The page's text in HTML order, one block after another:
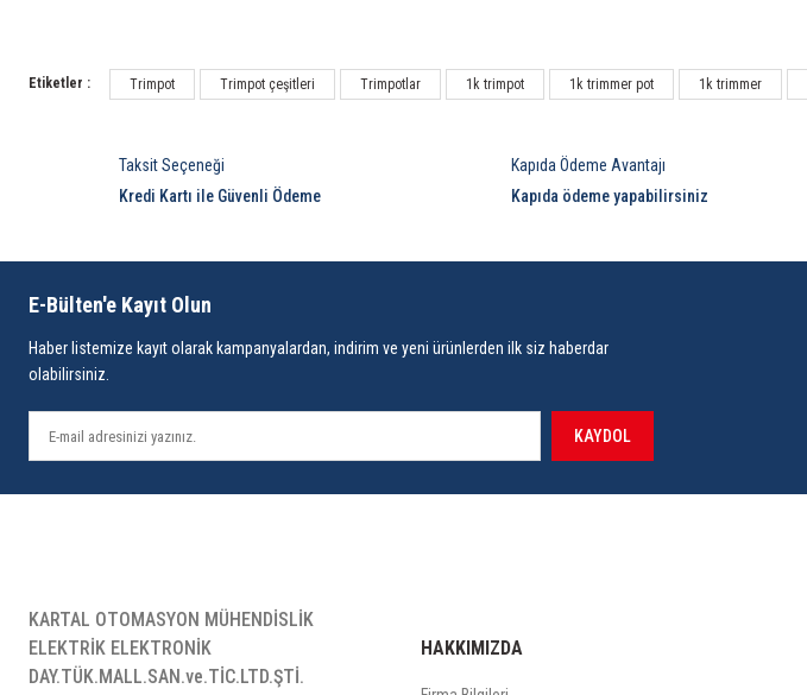
Etiketler : Trimpot Trimpot çeşitleri Trimpotlar 1k trimpot 1k trimmer pot 1k trimmer
Kapıda Ödeme Avantajı
Kapıda ödeme yapabilirsiniz
Taksit Seçeneği
Kredi Kartı ile Güvenli Ödeme
E-Bülten'e Kayıt Olun
Haber listemize kayıt olarak kampanyalardan, indirim ve yeni ürünlerden ilk siz haberdar
olabilirsiniz.
KAYDOL
KARTAL OTOMASYON MÜHENDİSLİK
ELEKTRİK ELEKTRONİK
DAY.TÜK.MALL.SAN.ve.TİC.LTD.ŞTİ.
HAKKIMIZDA